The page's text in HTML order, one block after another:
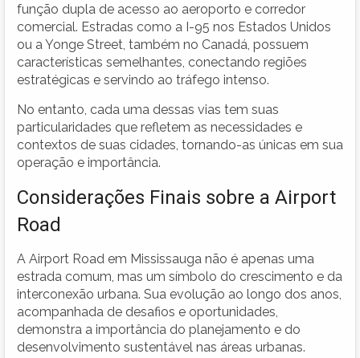
função dupla de acesso ao aeroporto e corredor
comercial. Estradas como a I-95 nos Estados Unidos
ou a Yonge Street, também no Canadá, possuem
características semelhantes, conectando regiões
estratégicas e servindo ao tráfego intenso.
No entanto, cada uma dessas vias tem suas
particularidades que refletem as necessidades e
contextos de suas cidades, tornando-as únicas em sua
operação e importância.
Considerações Finais sobre a Airport
Road
A Airport Road em Mississauga não é apenas uma
estrada comum, mas um símbolo do crescimento e da
interconexão urbana. Sua evolução ao longo dos anos,
acompanhada de desafios e oportunidades,
demonstra a importância do planejamento e do
desenvolvimento sustentável nas áreas urbanas.